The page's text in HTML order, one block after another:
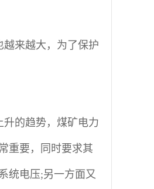
来越大，为了保护
的趋势，煤矿电力
重要，同时要求其
统电压;另一方面又